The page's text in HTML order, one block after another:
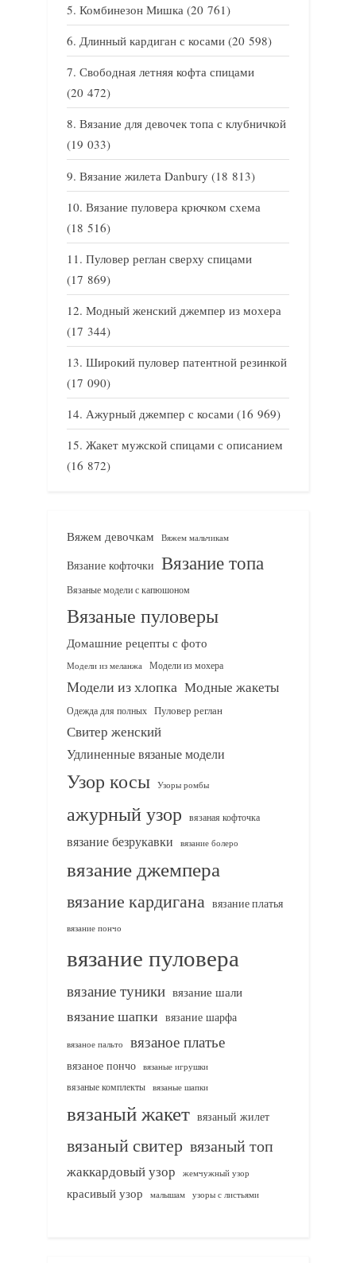
Комбинезон Мишка (20 761)
Длинный кардиган с косами (20 598)
Свободная летняя кофта спицами
(20 472)
Вязание для девочек топа с клубничкой
(19 033)
Вязание жилета Danbury (18 813)
Вязание пуловера крючком схема
(18 516)
Пуловер реглан сверху спицами
(17 869)
Модный женский джемпер из мохера
(17 344)
Широкий пуловер патентной резинкой
(17 090)
Ажурный джемпер с косами (16 969)
Жакет мужской спицами с описанием
(16 872)
Вяжем девочкам Вяжем мальчикам
Вязание кофточки Вязание топа
Вязаные модели с капюшоном
Вязаные пуловеры
Домашние рецепты с фото
Модели из меланжа Модели из мохера
Модели из хлопка Модные жакеты
Одежда для полных Пуловер реглан
Свитер женский
Удлиненные вязаные модели
Узор косы Узоры ромбы
ажурный узор вязаная кофточка
вязание безрукавки вязание болеро
вязание джемпера
вязание кардигана вязание платья
вязание пончо
вязание пуловера
вязание туники вязание шали
вязание шапки вязание шарфа
вязаное пальто вязаное платье
вязаное пончо вязаные игрушки
вязаные комплекты
вязаные шапки
вязаный жакет вязаный жилет
вязаный свитер вязаный топ
жаккардовый узор жемчужный узор
красивый узор малышам узоры с листьями